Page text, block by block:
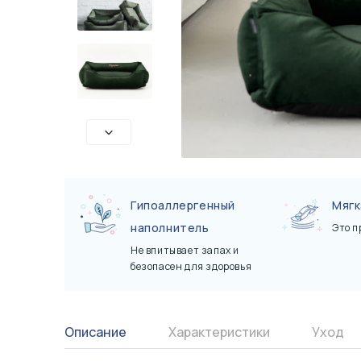
Показать все
Сертификаты
Показать все
Гипоаллергенный
наполнитель
Не впитывает запах и
безопасен для здоровья
Это
Описание Характеристики Уход